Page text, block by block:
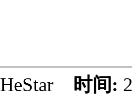
HeStar 时间: